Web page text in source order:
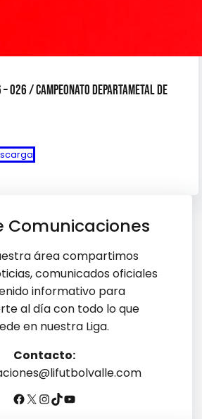
026 / CAMPEONATO DEPARTAMETAL DE
Comunicaciones
área compartimos
comunicados oficiales
informativo para
al día con todo lo que
en nuestra Liga.
Contacto: